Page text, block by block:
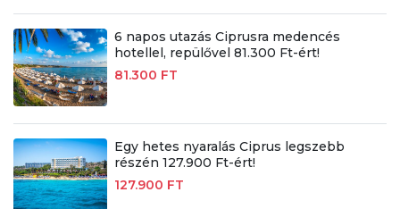
6 napos utazás Ciprusra medencés
hotellel, repülővel 81.300 Ft-ért!
81.300 FT
Egy hetes nyaralás Ciprus legszebb
részén 127.900 Ft-ért!
127.900 FT